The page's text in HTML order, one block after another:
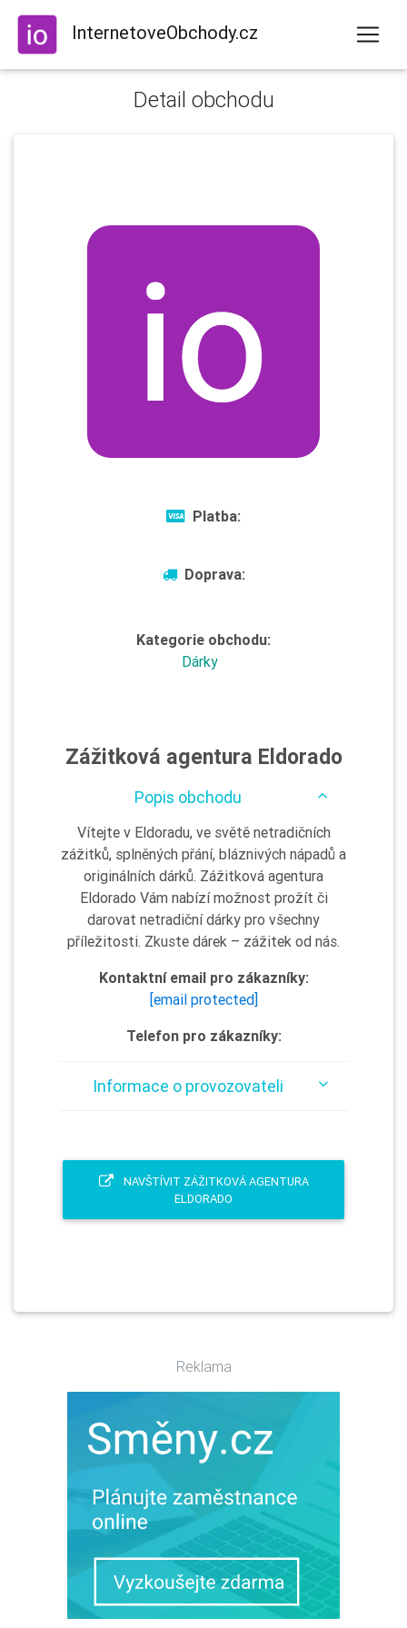
InternetoveObchody.cz
Detail obchodu
Platba:
Doprava:
Kategorie obchodu:
Dárky
Zážitková agentura Eldorado
Popis obchodu
Vítejte v Eldoradu, ve světě netradičních
zážitků, splněných přání, bláznivých nápadů a
originálních dárků. Zážitková agentura
Eldorado Vám nabízí možnost prožít či
darovat netradiční dárky pro všechny
příležitosti. Zkuste dárek – zážitek od nás.
Kontaktní email pro zákazníky:
[email protected]
Telefon pro zákazníky:
Informace o provozovateli
NAVŠTÍVIT ZÁŽITKOVÁ AGENTURA
ELDORADO
Reklama